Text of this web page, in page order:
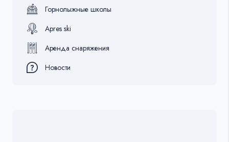
Горнолыжные школы
Apres ski
Аренда снаряжения
Новости